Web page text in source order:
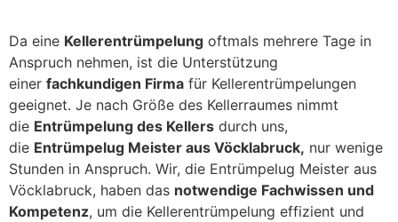
Da eine Kellerentrümpelung oftmals mehrere Tage in
Anspruch nehmen, ist die Unterstützung
einer fachkundigen Firma für Kellerentrümpelungen
geeignet. Je nach Größe des Kellerraumes nimmt
die Entrümpelung des Kellers durch uns,
die Entrümpelug Meister aus Vöcklabruck, nur wenige
Stunden in Anspruch. Wir, die Entrümpelug Meister aus
Vöcklabruck, haben das notwendige Fachwissen und
Kompetenz, um die Kellerentrümpelung effizient und